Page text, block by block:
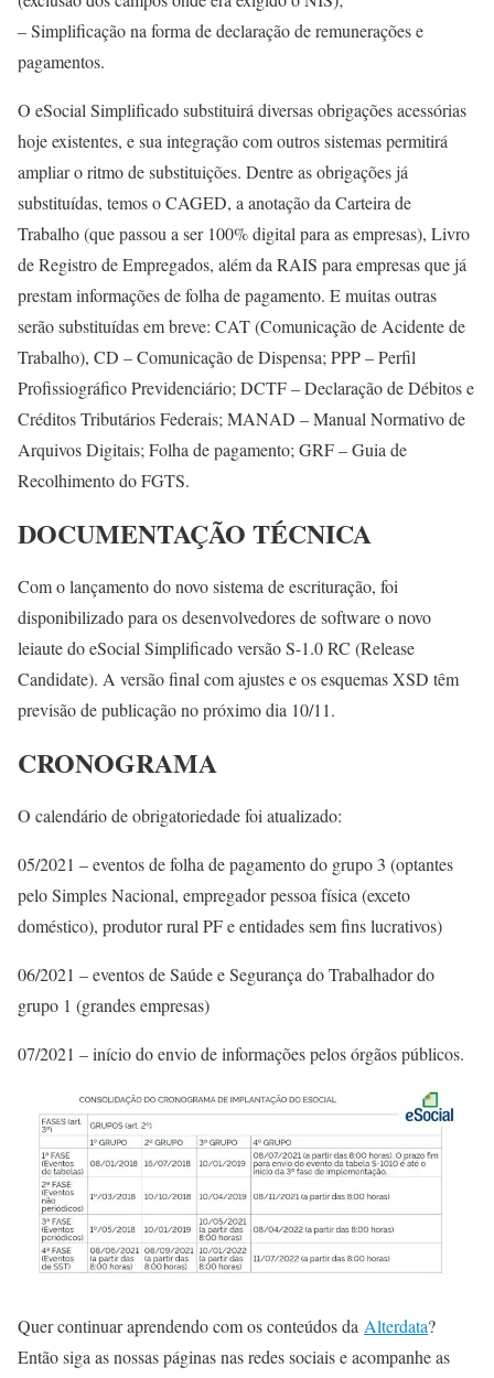
– Simplificação na forma de declaração de remunerações e
pagamentos.
O eSocial Simplificado substituirá diversas obrigações acessórias
hoje existentes, e sua integração com outros sistemas permitirá
ampliar o ritmo de substituições. Dentre as obrigações já
substituídas, temos o CAGED, a anotação da Carteira de
Trabalho (que passou a ser 100% digital para as empresas), Livro
de Registro de Empregados, além da RAIS para empresas que já
prestam informações de folha de pagamento. E muitas outras
serão substituídas em breve: CAT (Comunicação de Acidente de
Trabalho), CD – Comunicação de Dispensa; PPP – Perfil
Profissiográfico Previdenciário; DCTF – Declaração de Débitos e
Créditos Tributários Federais; MANAD – Manual Normativo de
Arquivos Digitais; Folha de pagamento; GRF – Guia de
Recolhimento do FGTS.
DOCUMENTAÇÃO TÉCNICA
Com o lançamento do novo sistema de escrituração, foi
disponibilizado para os desenvolvedores de software o novo
leiaute do eSocial Simplificado versão S-1.0 RC (Release
Candidate). A versão final com ajustes e os esquemas XSD têm
previsão de publicação no próximo dia 10/11.
CRONOGRAMA
O calendário de obrigatoriedade foi atualizado:
05/2021 – eventos de folha de pagamento do grupo 3 (optantes
pelo Simples Nacional, empregador pessoa física (exceto
doméstico), produtor rural PF e entidades sem fins lucrativos)
06/2021 – eventos de Saúde e Segurança do Trabalhador do
grupo 1 (grandes empresas)
07/2021 – início do envio de informações pelos órgãos públicos.
Quer continuar aprendendo com os conteúdos da Alterdata?
Então siga as nossas páginas nas redes sociais e acompanhe as